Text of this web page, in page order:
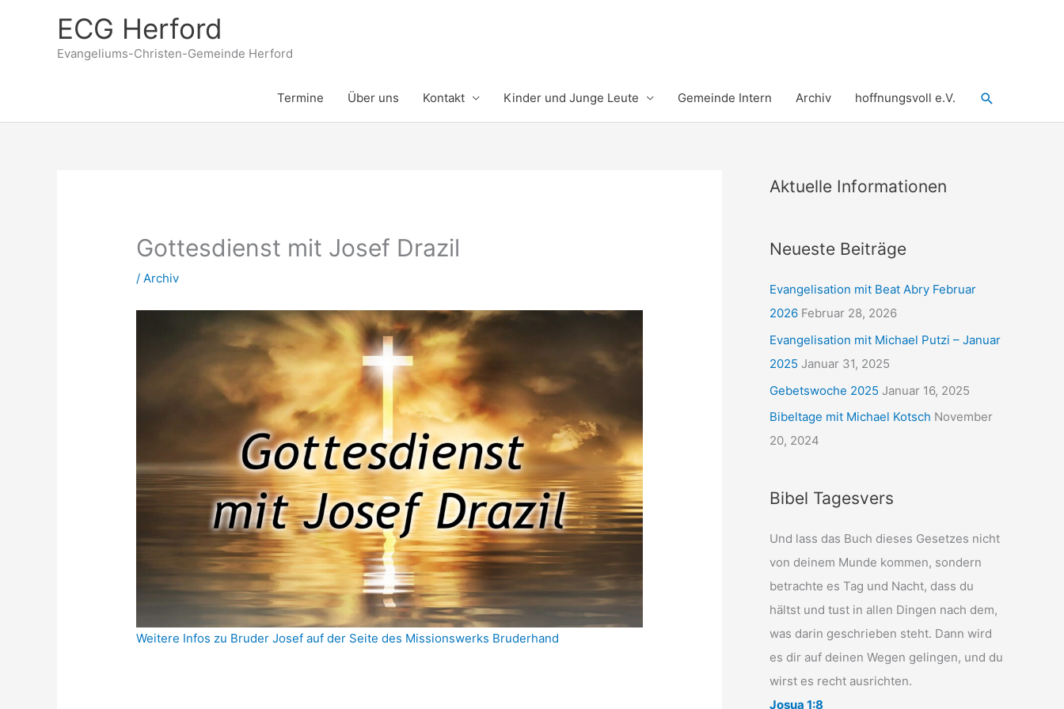
ECG Herford
Evangeliums-Christen-Gemeinde Herford
Termine Über uns Kontakt Kinder und Junge Leute Gemeinde Intern Archiv hoffnungsvoll e.V. Suchen
Gottesdienst mit Josef Drazil
/Archiv
Weitere Infos zu Bruder Josef auf der Seite des Missionswerks Bruderhand
Aktuelle Informationen
Neueste Beiträge
Evangelisation mit Beat Abry Februar
2026 Februar 28, 2026
Evangelisation mit Michael Putzi – Januar
2025 Januar 31, 2025
Gebetswoche 2025 Januar 16, 2025
Bibeltage mit Michael Kotsch November
20, 2024
Bibel Tagesvers
Und lass das Buch dieses Gesetzes nicht
von deinem Munde kommen, sondern
betrachte es Tag und Nacht, dass du
hältst und tust in allen Dingen nach dem,
was darin geschrieben steht. Dann wird
es dir auf deinen Wegen gelingen, und du
wirst es recht ausrichten.
Josua 1:8